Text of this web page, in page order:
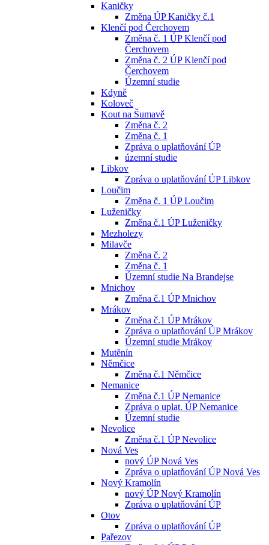
Kaničky
Změna ÚP Kaničky č.1
Klenčí pod Čerchovem
Změna č. 1 ÚP Klenčí pod
Čerchovem
Změna č. 2 ÚP Klenčí pod
Čerchovem
Územní studie
Kdyně
Koloveč
Kout na Šumavě
Změna č. 2
Změna č. 1
Zpráva o uplatňování ÚP
územní studie
Libkov
Zpráva o uplatňování ÚP Libkov
Loučim
Změna č. 1 ÚP Loučim
Luženičky
Změna č.1 ÚP Luženičky
Mezholezy
Milavče
Změna č. 2
Změna č. 1
Územní studie Na Brandejse
Mnichov
Změna č.1 ÚP Mnichov
Mrákov
Změna č.1 ÚP Mrákov
Zpráva o uplatňování ÚP Mrákov
Územní studie Mrákov
Mutěnín
Němčice
Změna č.1 Němčice
Nemanice
Změna č.1 ÚP Nemanice
Zpráva o uplat. ÚP Nemanice
Územní studie
Nevolice
Změna č.1 ÚP Nevolice
Nová Ves
nový ÚP Nová Ves
Zpráva o uplatňování ÚP Nová Ves
Nový Kramolín
nový ÚP Nový Kramolín
Zpráva o uplatňování ÚP
Otov
Zpráva o uplatňování ÚP
Pařezov